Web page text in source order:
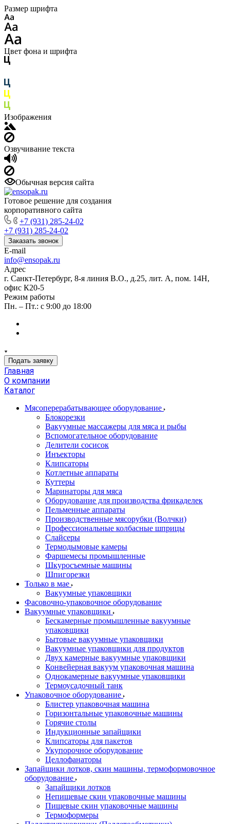
Размер шрифта
Цвет фона и шрифта
Изображения
Озвучивание текста
Обычная версия сайта
Готовое решение для создания
корпоративного сайта
+7 (931) 285-24-02
+7 (931) 285-24-02
Заказать звонок
E-mail
info@ensopak.ru
Адрес
г. Санкт-Петербург, 8-я линия В.О., д.25, лит. А, пом. 14Н,
офис К20-5
Режим работы
Пн. – Пт.: с 9:00 до 18:00
Подать заявку
Главная
О компании
Каталог
Мясоперерабатывающее оборудование
Блокорезки
Вакуумные массажеры для мяса и рыбы
Вспомогательное оборудование
Делители сосисок
Инъекторы
Клипсаторы
Котлетные аппараты
Куттеры
Маринаторы для мяса
Оборудование для производства фрикаделек
Пельменные аппараты
Производственные мясорубки (Волчки)
Профессиональные колбасные шприцы
Слайсеры
Термодымовые камеры
Фаршемесы промышленные
Шкуросъемные машины
Шпигорезки
Только в мае
Вакуумные упаковщики
Фасовочно-упаковочное оборудование
Вакуумные упаковщики
Бескамерные промышленные вакуумные
упаковщики
Бытовые вакуумные упаковщики
Вакуумные упаковщики для продуктов
Двух камерные вакуумные упаковщики
Конвейерная вакуум упаковочная машина
Однокамерные вакуумные упаковщики
Термоусадочный танк
Упаковочное оборудование
Блистер упаковочная машина
Горизонтальные упаковочные машины
Горячие столы
Индукционные запайщики
Клипсаторы для пакетов
Укупорочное оборудование
Целлофанаторы
Запайщики лотков, скин машины, термоформовочное
оборудование
Запайщики лотков
Непищевые скин упаковочные машины
Пищевые скин упаковочные машины
Термоформеры